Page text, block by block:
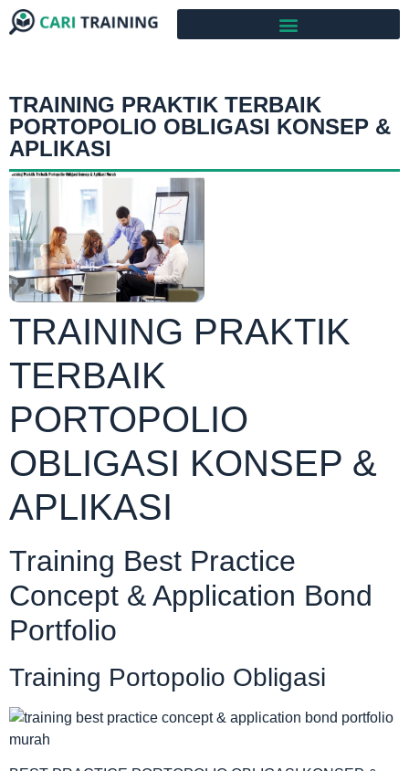
TRAINING PRAKTIK TERBAIK
PORTOPOLIO OBLIGASI KONSEP &
APLIKASI
TRAINING PRAKTIK
TERBAIK
PORTOPOLIO
OBLIGASI KONSEP &
APLIKASI
Training Best Practice
Concept & Application Bond
Portfolio
Training Portopolio Obligasi